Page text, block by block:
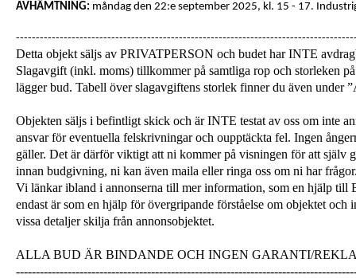
AVHÄMTNING: måndag den 22:e september 2025, kl. 15 - 17.
Detta objekt säljs av PRIVATPERSON och budet har INTE
Slagavgift (inkl. moms) tillkommer på samtliga rop och storleken
lägger bud. Tabell över slagavgiftens storlek finner du även under
Objekten säljs i befintligt skick och är INTE testat av oss om inte
ansvar för eventuella felskrivningar och oupptäckta fel. Ingen
gäller. Det är därför viktigt att ni kommer på visningen för att själv
innan budgivning, ni kan även maila eller ringa oss om ni har
Vi länkar ibland i annonserna till mer information, som en hjälp till
endast är som en hjälp för övergripande förståelse om objektet
vissa detaljer skilja från annonsobjektet.
ALLA BUD ÄR BINDANDE OCH INGEN GARANTI/